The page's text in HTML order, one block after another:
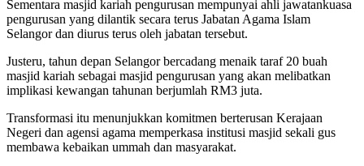
Sementara masjid kariah pengurusan mempunyai ahli jawatankuasa
pengurusan yang dilantik secara terus Jabatan Agama Islam
Selangor dan diurus terus oleh jabatan tersebut.
Justeru, tahun depan Selangor bercadang menaik taraf 20 buah
masjid kariah sebagai masjid pengurusan yang akan melibatkan
implikasi kewangan tahunan berjumlah RM3 juta.
Transformasi itu menunjukkan komitmen berterusan Kerajaan
Negeri dan agensi agama memperkasa institusi masjid sekali gus
membawa kebaikan ummah dan masyarakat.